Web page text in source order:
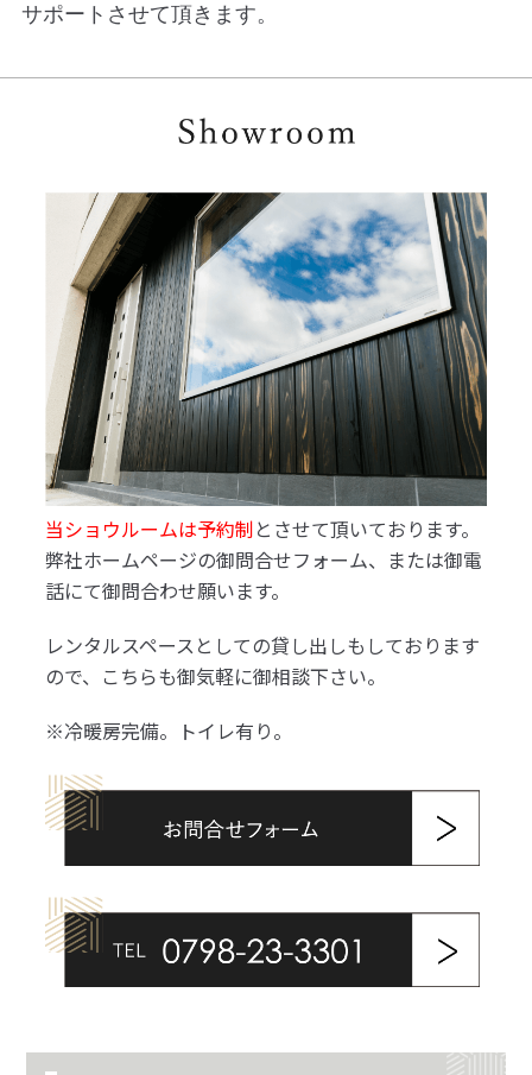
サポートさせて頂きます。
当ショウルームは予約制 とさせて頂いております。
弊社ホームページの御問合せフォーム、または御電
話にて御問合わせ願います。
レンタルスペースとしての貸し出しもしております
ので、こちらも御気軽に御相談下さい。
※冷暖房完備。トイレ有り。